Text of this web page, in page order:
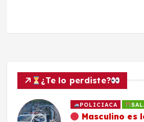
¿Te lo perdiste?
POLICIACA
Masculino es